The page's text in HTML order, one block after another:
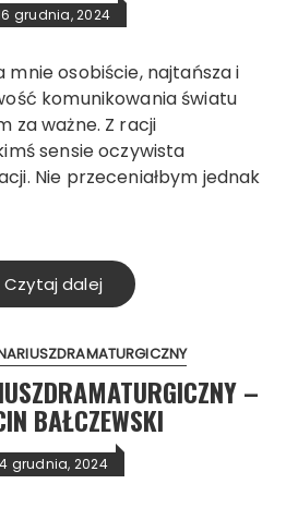
grudnia, 2024
osobiście, najtańsza i
komunikowania światu
za ważne. Z racji
sensie oczywista
Nie przeceniałbym jednak
Czytaj dalej
–
BAŁCZEWSKI
4 grudnia, 2024